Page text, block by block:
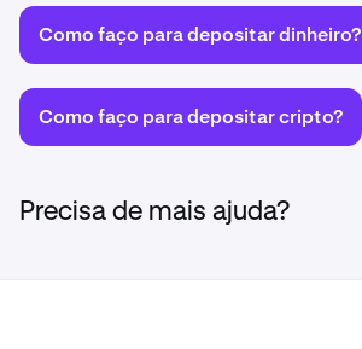
Como faço para depositar dinheiro?
Como faço para depositar cripto?
Precisa de mais ajuda?